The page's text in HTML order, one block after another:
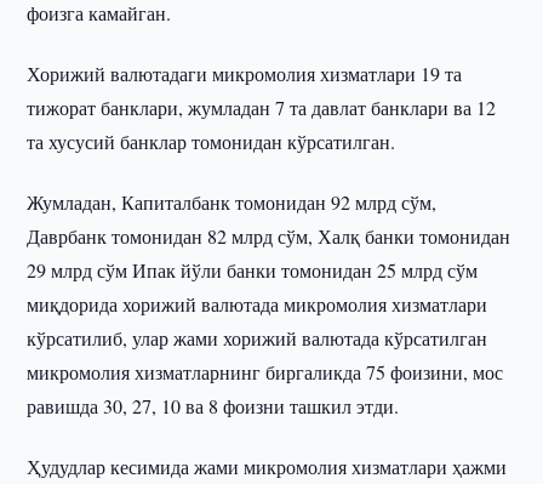
фоизга камайган.
Хорижий валютадаги микромолия хизматлари 19 та
тижорат банклари, жумладан 7 та давлат банклари ва 12
та хусусий банклар томонидан кўрсатилган.
Жумладан, Капиталбанк томонидан 92 млрд сўм,
Даврбанк томонидан 82 млрд сўм, Халқ банки томонидан
29 млрд сўм Ипак йўли банки томонидан 25 млрд сўм
миқдорида хорижий валютада микромолия хизматлари
кўрсатилиб, улар жами хорижий валютада кўрсатилган
микромолия хизматларнинг биргаликда 75 фоизини, мос
равишда 30, 27, 10 ва 8 фоизни ташкил этди.
Ҳудудлар кесимида жами микромолия хизматлари ҳажми